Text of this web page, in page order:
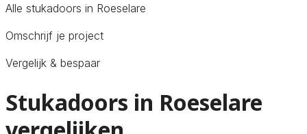
Alle stukadoors in Roeselare
Omschrijf je project
Vergelijk & bespaar
Stukadoors in Roeselare